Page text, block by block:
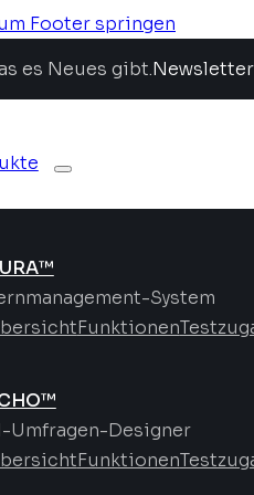
Footer springen
es Neues gibt.
System
Funktionen
Umfragen-Designer
Funktionen